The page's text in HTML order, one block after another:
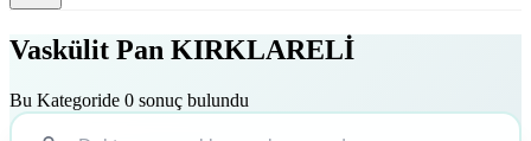
Vaskülit Pan KIRKLARELİ
Bu Kategoride 0 sonuç bulundu